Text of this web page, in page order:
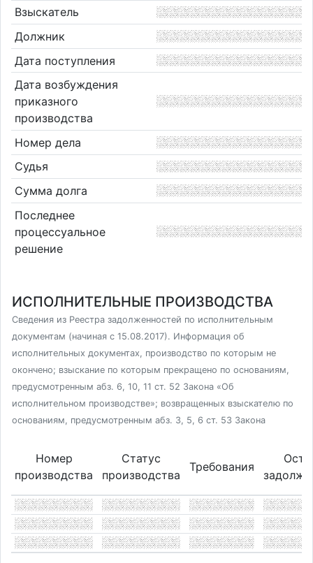
Взыскатель
Должник
Дата поступления
Дата возбуждения
приказного
производства
Номер дела
Судья
Сумма долга
Последнее
процессуальное
решение
ИСПОЛНИТЕЛЬНЫЕ ПРОИЗВОДСТВА
Сведения из Реестра задолженностей по исполнительным
документам (начиная с 15.08.2017). Информация об
исполнительных документах, производство по которым не
окончено; взыскание по которым прекращено по основаниям,
предусмотренным абз. 6, 10, 11 ст. 52 Закона «Об
исполнительном производстве»; возвращенных взыскателю по
основаниям, предусмотренным абз. 3, 5, 6 ст. 53 Закона
Номер
производства
Статус
производства
Требования